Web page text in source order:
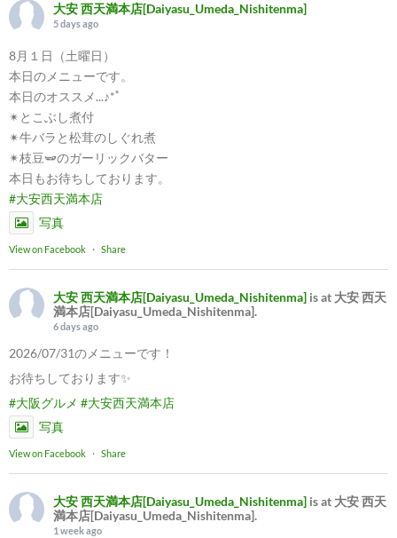
大安 西天満本店[Daiyasu_Umeda_Nishitenma]
5 days ago
8月１日（土曜日）
本日のメニューです。
本日のオススメ...♪*ﾟ
✴︎とこぶし煮付
✴︎牛バラと松茸のしぐれ煮
✴︎枝豆🫛のガーリックバター
本日もお待ちしております。
#大安西天満本店
写真
View on Facebook · Share
大安 西天満本店[Daiyasu_Umeda_Nishitenma] is at 大安 西天
満本店[Daiyasu_Umeda_Nishitenma].
6 days ago
2026/07/31のメニューです！
お待ちしております✨
#大阪グルメ #大安西天満本店
写真
View on Facebook · Share
大安 西天満本店[Daiyasu_Umeda_Nishitenma] is at 大安 西天
満本店[Daiyasu_Umeda_Nishitenma].
1 week ago